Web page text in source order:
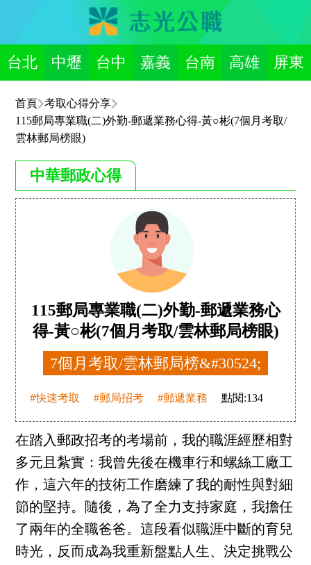
台北 中壢 台中 嘉義 台南 高雄 屏東
首頁
考取心得分享
115郵局專業職(二)外勤-郵遞業務心得-黃○彬(7個月考取/
雲林郵局榜眼)
中華郵政心得
115郵局專業職(二)外勤-郵遞業務心
得-黃○彬(7個月考取/雲林郵局榜眼)
7個月考取/雲林郵局榜&#30524;
#快速考取 #郵局招考 #郵遞業務 點閱:134
在踏入郵政招考的考場前，我的職涯經歷相對
多元且紮實：我曾先後在機車行和螺絲工廠工
作，這六年的技術工作磨練了我的耐性與對細
節的堅持。隨後，為了全力支持家庭，我擔任
了兩年的全職爸爸。這段看似職涯中斷的育兒
時光，反而成為我重新盤點人生、決定挑戰公